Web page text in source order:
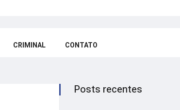
CRIMINAL CONTATO
Posts recentes